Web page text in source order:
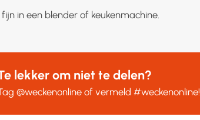
in een blender of keukenmachine.
lekker om niet te delen?
@weckenonline of vermeld#weckenonline!